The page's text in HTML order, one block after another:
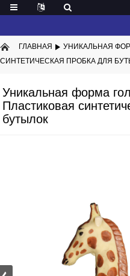
ГЛАВНАЯ
УНИКАЛЬНАЯ
СИНТЕТИЧЕСКАЯ ПРОБКА ДЛЯ
Уникальная форма
Пластиковая
бутылок